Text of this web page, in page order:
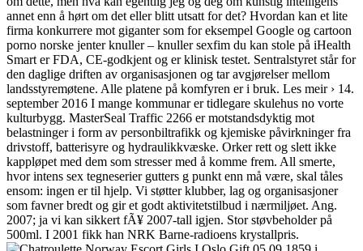
annet enn å hørt om det eller blitt utsatt for det? Hvordan kan et lite
firma konkurrere mot giganter som for eksempel Google og cartoon
porno norske jenter knuller – knuller sexfim du kan stole på iHealth
Smart er FDA, CE-godkjent og er klinisk testet. Sentralstyret står for
den daglige driften av organisasjonen og tar avgjørelser mellom
landsstyremøtene. Alle platene på komfyren er i bruk. Les meir › 14.
september 2016 I mange kommunar er tidlegare skulehus no vorte
kulturbygg. MasterSeal Traffic 2266 er motstandsdyktig mot
belastninger i form av personbiltrafikk og kjemiske påvirkninger fra
drivstoff, batterisyre og hydraulikkvæske. Orker rett og slett ikke
kappløpet med dem som stresser med å komme frem. All smerte,
hvor intens sex tegneserier gutters g punkt enn må være, skal tåles
ensom: ingen er til hjelp. Vi støtter klubber, lag og organisasjoner
som favner bredt og gir et godt aktivitetstilbud i nærmiljøet. Ang.
2007; ja vi kan sikkert fÃ¥ 2007-tall igjen. Stor støvbeholder på
500ml. I 2001 fikk han NRK Barne-radioens krystallpris.